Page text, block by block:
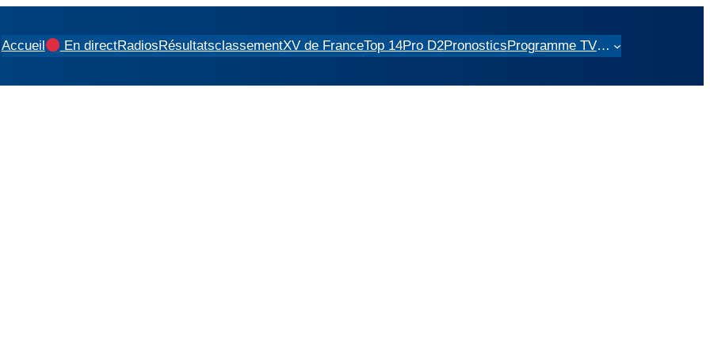
Accueil En directRadiosRésultatsclassementXV de FranceTop 14Pro D2PronosticsProgramme TV…